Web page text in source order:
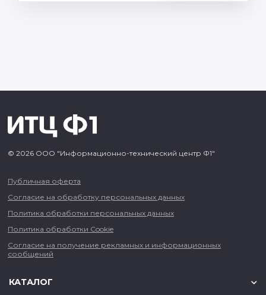
© 2026 ООО "Информационно-технический центр Ф1"
Публичная оферта
Согласие на обработку персональных данных
Политика обработки персональных данных
Политика обработки Cookie
Согласие на получение рекламных и информационных
сообщений
КАТАЛОГ